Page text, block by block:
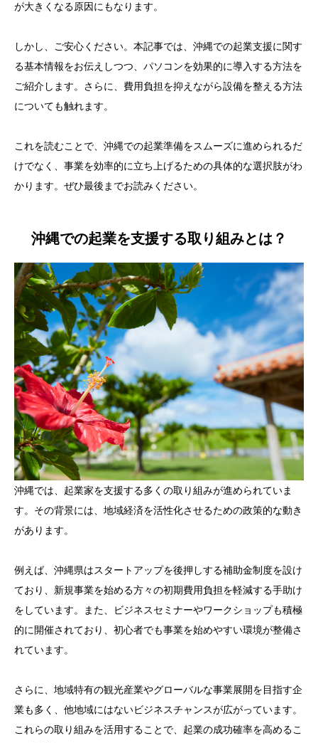
が大きくなる原因にもなります。
しかし、ご安心ください。本記事では、沖縄での起業支援に関す
る基本情報をお伝えしつつ、パソコンを効果的に導入する方法を
ご紹介します。さらに、費用負担を抑えながら設備を整える方法
についても触れます。
これを読むことで、沖縄での起業準備をスムーズに進められるだ
けでなく、事業を効率的に立ち上げるための具体的な選択肢がわ
かります。ぜひ最後までお読みください。
沖縄での起業を支援する取り組みとは？
沖縄では、起業家を支援する多くの取り組みが進められていま
す。その背景には、地域経済を活性化させるための政策的な動き
があります。
例えば、沖縄県はスタートアップを後押しする補助金制度を設け
ており、新規事業を始める方々の初期費用負担を軽減する手助け
をしています。また、ビジネスセミナーやワークショップも積極
的に開催されており、初心者でも事業を始めやすい環境が整備さ
れています。
さらに、地域特有の観光産業やグローバルな事業展開を目指す企
業も多く、他地域にはないビジネスチャンスが広がっています。
これらの取り組みを活用することで、起業の成功確率を高めるこ